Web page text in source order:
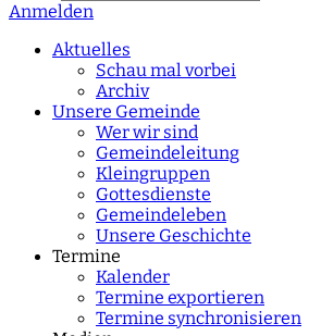
Type 2 or more
Anmelden
Aktuelles
Schau mal vorbei
Archiv
Unsere Gemeinde
Wer wir sind
Gemeindeleitung
Kleingruppen
Gottesdienste
Gemeindeleben
Unsere Geschichte
Termine
Kalender
Termine exportieren
Termine synchronisieren